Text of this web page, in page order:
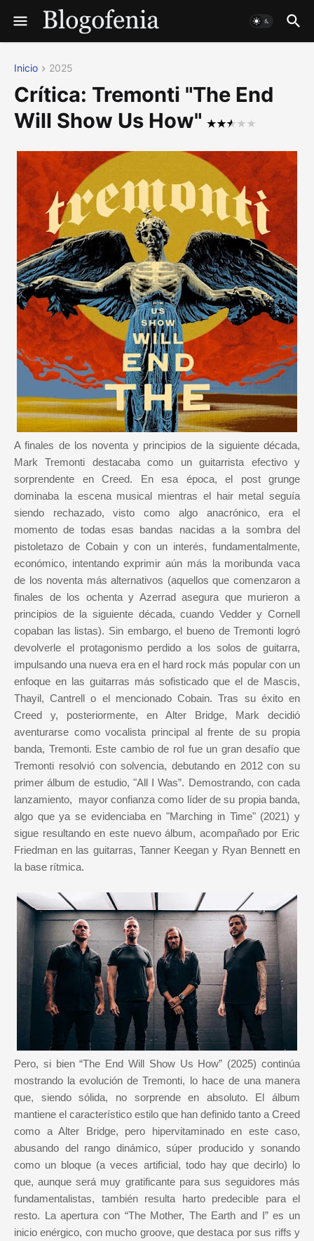
Inicio 2025
Crítica: Tremonti "The End
Will Show Us How"
A finales de los noventa y principios de la siguiente década,
Mark Tremonti destacaba como un guitarrista efectivo y
sorprendente en Creed. En esa época, el post grunge
dominaba la escena musical mientras el hair metal seguía
siendo rechazado, visto como algo anacrónico, era el
momento de todas esas bandas nacidas a la sombra del
pistoletazo de Cobain y con un interés, fundamentalmente,
económico, intentando exprimir aún más la moribunda vaca
de los noventa más alternativos (aquellos que comenzaron a
finales de los ochenta y Azerrad asegura que murieron a
principios de la siguiente década, cuando Vedder y Cornell
copaban las listas). Sin embargo, el bueno de Tremonti logró
devolverle el protagonismo perdido a los solos de guitarra,
impulsando una nueva era en el hard rock más popular con un
enfoque en las guitarras más sofisticado que el de Mascis,
Thayil, Cantrell o el mencionado Cobain. Tras su éxito en
Creed y, posteriormente, en Alter Bridge, Mark decidió
aventurarse como vocalista principal al frente de su propia
banda, Tremonti. Este cambio de rol fue un gran desafío que
Tremonti resolvió con solvencia, debutando en 2012 con su
primer álbum de estudio, "All I Was”. Demostrando, con cada
lanzamiento, mayor confianza como líder de su propia banda,
algo que ya se evidenciaba en "Marching in Time" (2021) y
sigue resultando en este nuevo álbum, acompañado por Eric
Friedman en las guitarras, Tanner Keegan y Ryan Bennett en
la base rítmica.
Pero, si bien “The End Will Show Us How” (2025) continúa
mostrando la evolución de Tremonti, lo hace de una manera
que, siendo sólida, no sorprende en absoluto. El álbum
mantiene el característico estilo que han definido tanto a Creed
como a Alter Bridge, pero hipervitaminado en este caso,
abusando del rango dinámico, súper producido y sonando
como un bloque (a veces artificial, todo hay que decirlo) lo
que, aunque será muy gratificante para sus seguidores más
fundamentalistas, también resulta harto predecible para el
resto. La apertura con “The Mother, The Earth and I” es un
inicio enérgico, con mucho groove, que destaca por sus riffs y